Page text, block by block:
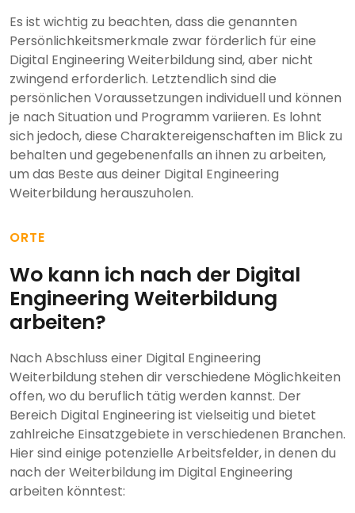
Es ist wichtig zu beachten, dass die genannten
Persönlichkeitsmerkmale zwar förderlich für eine
Digital Engineering Weiterbildung sind, aber nicht
zwingend erforderlich. Letztendlich sind die
persönlichen Voraussetzungen individuell und können
je nach Situation und Programm variieren. Es lohnt
sich jedoch, diese Charaktereigenschaften im Blick zu
behalten und gegebenenfalls an ihnen zu arbeiten,
um das Beste aus deiner Digital Engineering
Weiterbildung herauszuholen.
ORTE
Wo kann ich nach der Digital
Engineering Weiterbildung
arbeiten?
Nach Abschluss einer Digital Engineering
Weiterbildung stehen dir verschiedene Möglichkeiten
offen, wo du beruflich tätig werden kannst. Der
Bereich Digital Engineering ist vielseitig und bietet
zahlreiche Einsatzgebiete in verschiedenen Branchen.
Hier sind einige potenzielle Arbeitsfelder, in denen du
nach der Weiterbildung im Digital Engineering
arbeiten könntest: